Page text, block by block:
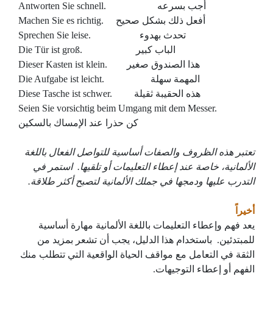
Antworten Sie schnell. أجب بسرعه
Sprechen Sie leise. تحدث بهدوء
Die Tür ist groß. الباب كبير
Dieser Kasten ist klein. هذا الصندوق صغير
Die Aufgabe ist leicht. المهمة سهلة
Seien Sie vorsichtig beim Umgang mit dem Messer.
كن حذرا عند الإمساك بالسكين
تعتبر هذه الظروف والصفات أساسية للتواصل الفعال باللغة
الألمانية، خاصة عند إعطاء التعليمات أو تلقيها. استمر في
التدرب عليها ودمجها في جملك الألمانية لتصبح أكثر طلاقة.
أخيراً
يعد فهم وإعطاء التعليمات باللغة الألمانية مهارة أساسية
للمبتدئين. باستخدام هذا الدليل، يجب أن تشعر بمزيد من
الثقة في التعامل مع مواقف الحياة الواقعية التي تتطلب منك
الفهم أو إعطاء التوجيهات.